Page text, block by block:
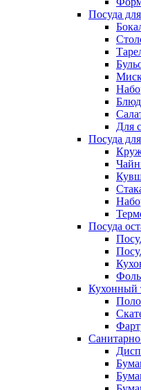
Посуда
Для
Посуда
Посуда
Кухонный